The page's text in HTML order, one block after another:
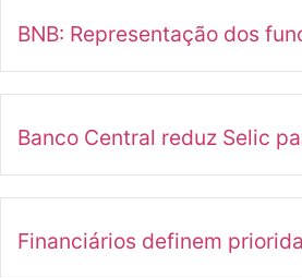
BNB: Representação dos
Banco Central reduz Selic
Financiários definem